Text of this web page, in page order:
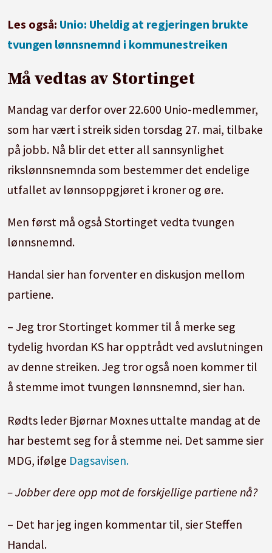
Les også: Unio: Uheldig at regjeringen brukte
tvungen lønnsnemnd i kommunestreiken
Må vedtas av Stortinget
Mandag var derfor over 22.600 Unio-medlemmer,
som har vært i streik siden torsdag 27. mai, tilbake
på jobb. Nå blir det etter all sannsynlighet
rikslønnsnemnda som bestemmer det endelige
utfallet av lønnsoppgjøret i kroner og øre.
Men først må også Stortinget vedta tvungen
lønnsnemnd.
Handal sier han forventer en diskusjon mellom
partiene.
– Jeg tror Stortinget kommer til å merke seg
tydelig hvordan KS har opptrådt ved avslutningen
av denne streiken. Jeg tror også noen kommer til
å stemme imot tvungen lønnsnemnd, sier han.
Rødts leder Bjørnar Moxnes uttalte mandag at de
har bestemt seg for å stemme nei. Det samme sier
MDG, ifølge Dagsavisen.
– Jobber dere opp mot de forskjellige partiene nå?
– Det har jeg ingen kommentar til, sier Steffen
Handal.